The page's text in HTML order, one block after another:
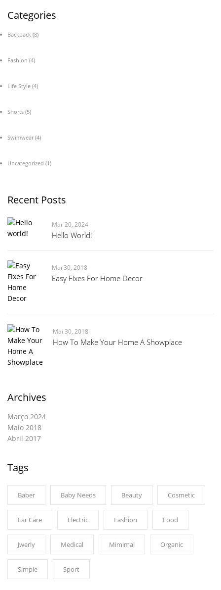
Categories
Backpack (8)
Fashion (4)
Life Style (4)
Shorts (5)
Swimwear(4)
Uncategorized (1)
Recent Posts
Mar 20, 2024
Hello World!
Mai 30, 2018
Easy Fixes For Home Decor
Mai 30, 2018
How To Make Your Home A Showplace
Archives
Março 2024
Maio 2018
Abril 2017
Tags
Baber Baby Needs Beauty Cosmetic
Ear Care Electric Fashion Food
Jwerly Medical Mimimal Organic
Simple Sport